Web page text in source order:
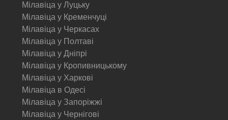
Мілавіца у Луцьку
Мілавіца у Кременчуці
Мілавіца у Черкасах
Мілавіца у Полтаві
Мілавіца у Дніпрі
Мілавіца у Кропивницькому
Мілавіца у Харкові
Мілавіца в Одесі
Мілавіца у Запоріжжі
Мілавіца у Чернігові